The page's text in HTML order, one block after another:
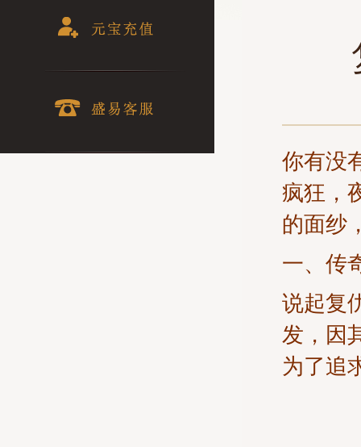
你有没
疯狂，
的面纱
一、传
说起复
发，因
为了追